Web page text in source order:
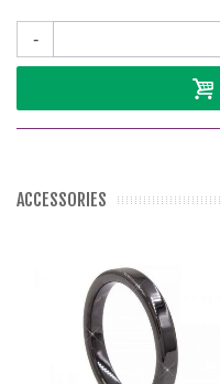
-
ACCESSORIES